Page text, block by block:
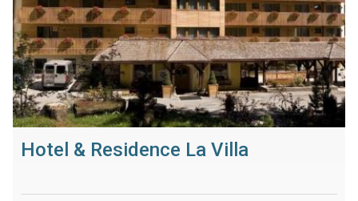
Hotel & Residence La Villa